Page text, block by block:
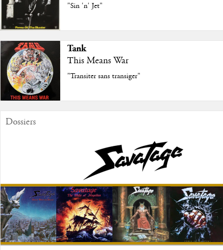
"Sin 'n' Jet"
Tank
This Means War
"Transiter sans transiger"
Dossiers